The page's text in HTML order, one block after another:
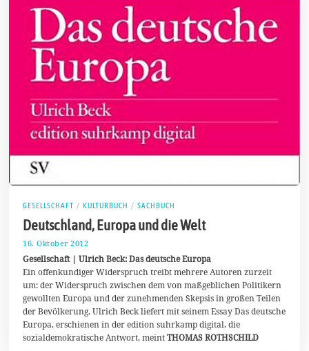
GESELLSCHAFT / KULTURBUCH / SACHBUCH
Deutschland, Europa und die Welt
16. Oktober 2012
0
.
J
u
n
2
0
2
Gesellschaft | Ulrich Beck: Das deutsche Europa
Ein offenkundiger Widerspruch treibt mehrere Autoren zurzeit
um: der Widerspruch zwischen dem von maßgeblichen Politikern
gewollten Europa und der zunehmenden Skepsis in großen Teilen
der Bevölkerung. Ulrich Beck liefert mit seinem Essay Das deutsche
Europa, erschienen in der edition suhrkamp digital, die
sozialdemokratische Antwort, meintTHOMAS ROTHSCHILD